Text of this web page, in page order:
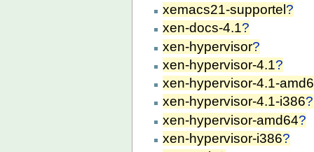
xemacs21-supportel ?
xen-docs-4.1?
xen-hypervisor?
xen-hypervisor-4.1?
xen-hypervisor-4.1-
xen-hypervisor-4.1-i386?
xen-hypervisor-amd64?
xen-hypervisor-i386?